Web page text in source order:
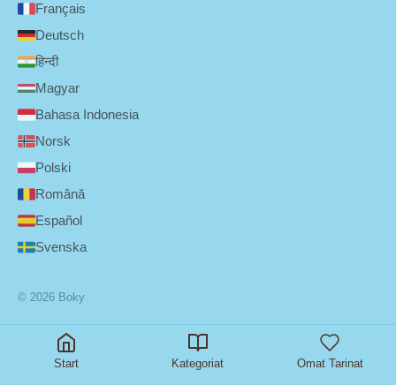
Start Kategoriat Omat Tarinat
Français
Deutsch
हिन्दी
Magyar
Bahasa Indonesia
Norsk
Polski
Română
Español
Svenska
© 2026 Boky